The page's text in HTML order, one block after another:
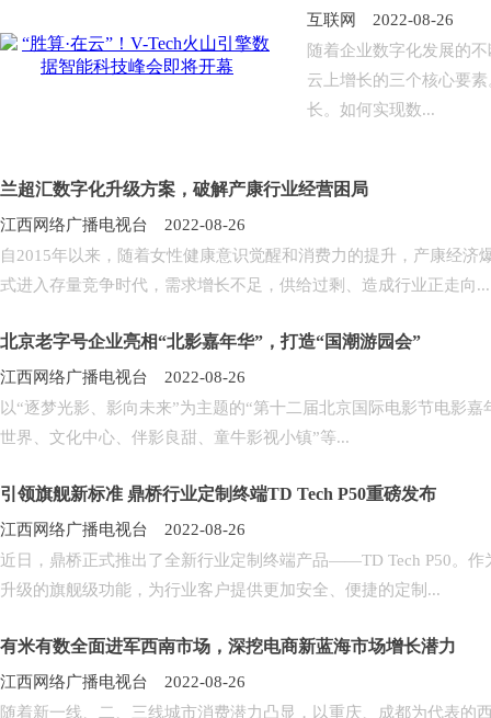
互联网 2022-08-26
随着企业数字化发展的
云上增长的三个核心要
长。如何实现数...
兰超汇数字化升级方案，破解产康行业经营困局
江西网络广播电视台 2022-08-26
自2015年以来，随着女性健康意识觉醒和消费力的提升，产康经
式进入存量竞争时代，需求增长不足，供给过剩、造成行业正走向...
北京老字号企业亮相“北影嘉年华”，打造“国潮游园会”
江西网络广播电视台 2022-08-26
以“逐梦光影、影向未来”为主题的“第十二届北京国际电影节电影
世界、文化中心、伴影良甜、童牛影视小镇”等...
引领旗舰新标准 鼎桥行业定制终端TD Tech P50重磅发布
江西网络广播电视台 2022-08-26
近日，鼎桥正式推出了全新行业定制终端产品——TD Tech P50。
升级的旗舰级功能，为行业客户提供更加安全、便捷的定制...
有米有数全面进军西南市场，深挖电商新蓝海市场增长潜力
江西网络广播电视台 2022-08-26
随着新一线、二、三线城市消费潜力凸显，以重庆、成都为代表